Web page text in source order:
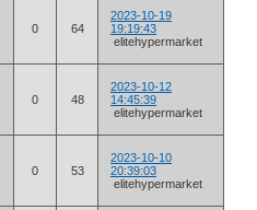
0 64
2023-10-19
19:19:43
elitehypermarket
0 48
2023-10-12
14:45:39
elitehypermarket
0 53
2023-10-10
20:39:03
elitehypermarket